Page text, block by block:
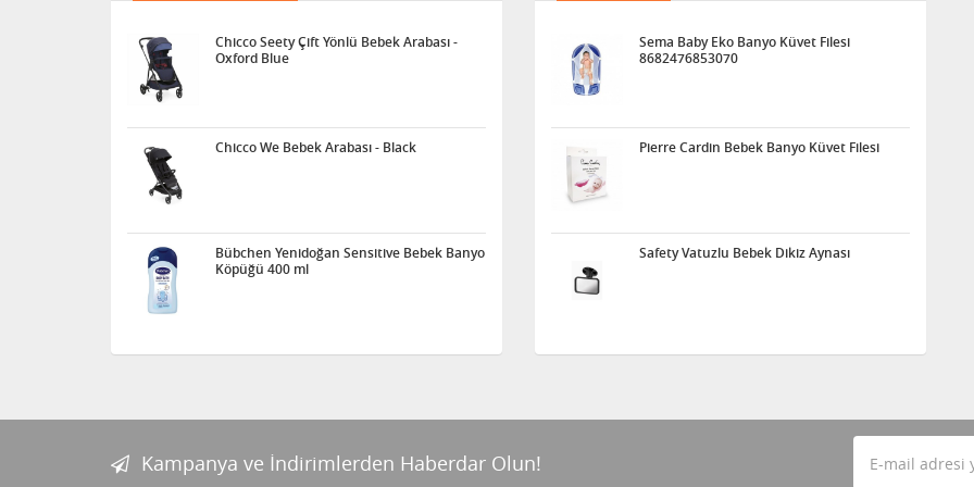
Chicco Seety Çift Yönlü Bebek Arabası -
Oxford Blue
Chicco We Bebek Arabası - Black
Bübchen Yenidoğan Sensitive Bebek Banyo
Köpüğü 400 ml
Sema Baby Eko Banyo Küvet Filesi
8682476853070
Pierre Cardin Bebek Banyo Küvet Filesi
Safety Vatuzlu Bebek Dikiz Aynası
Kampanya ve İndirimlerden Haberdar Olun!